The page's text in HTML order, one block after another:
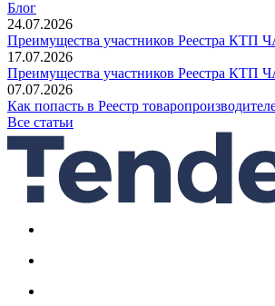
Блог
24.07.2026
Преимущества участников Реестра КТП
17.07.2026
Преимущества участников Реестра КТП
07.07.2026
Как попасть в Реестр
Все статьи